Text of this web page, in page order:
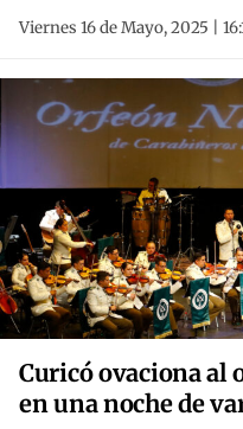
Viernes 16 de Mayo, 2025 |
Curicó ovaciona al
en una noche de